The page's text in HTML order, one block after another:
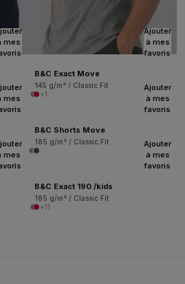
mes
Ajouter
à mes
favoris
B&C Exact Move
145 g/m² / Classic Fit
+1
mes
Ajouter
à mes
favoris
B&C Shorts Move
185 g/m² / Classic Fit
mes
Ajouter
à mes
favoris
B&C Exact 190 /kids
185 g/m² / Classic Fit
+11